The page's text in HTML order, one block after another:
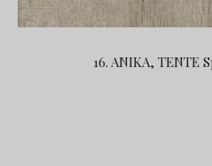
16. ANIKA, TENTE